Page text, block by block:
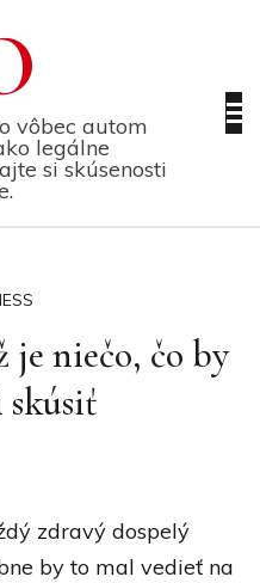
vôbec autom
legálne
si skúsenosti
je niečo, čo by
skúsiť
zdravý dospelý
by to mal vedieť na